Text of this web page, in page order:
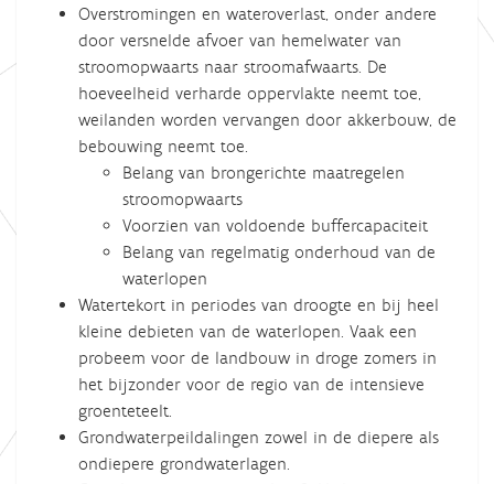
Overstromingen en wateroverlast, onder andere
door versnelde afvoer van hemelwater van
stroomopwaarts naar stroomafwaarts. De
hoeveelheid verharde oppervlakte neemt toe,
weilanden worden vervangen door akkerbouw, de
bebouwing neemt toe.
Belang van brongerichte maatregelen
stroomopwaarts
Voorzien van voldoende buffercapaciteit
Belang van regelmatig onderhoud van de
waterlopen
Watertekort in periodes van droogte en bij heel
kleine debieten van de waterlopen. Vaak een
probeem voor de landbouw in droge zomers in
het bijzonder voor de regio van de intensieve
groenteteelt.
Grondwaterpeildalingen zowel in de diepere als
ondiepere grondwaterlagen.